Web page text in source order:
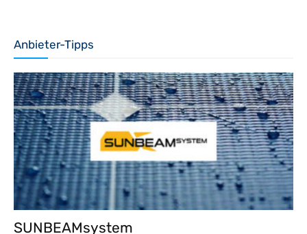
Anbieter-Tipps
SUNBEAMsystem